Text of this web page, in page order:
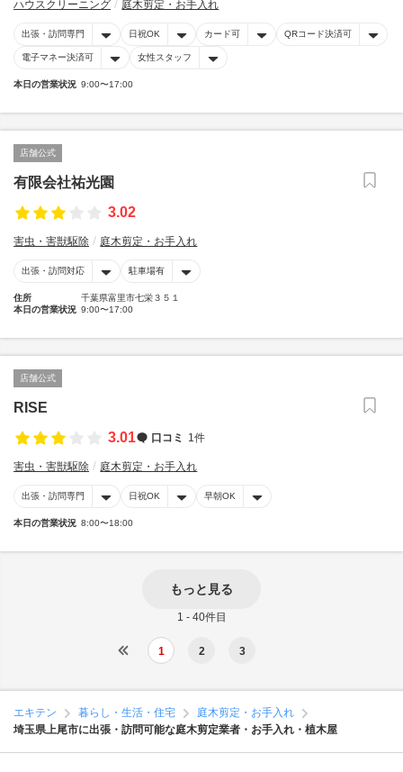
ハウスクリーニング 庭木剪定・お手入れ
出張・訪問専門 日祝OK カード可 QRコード決済可
電子マネー決済可 女性スタッフ
本日の営業状況 9:00〜17:00
店舗公式
有限会社祐光園
3.02
害虫・害獣駆除 庭木剪定・お手入れ
出張・訪問対応 駐車場有
住所
千葉県富里市七栄３５１
本日の営業状況 9:00〜17:00
店舗公式
RISE
3.01
口コミ 1件
害虫・害獣駆除 庭木剪定・お手入れ
出張・訪問専門 日祝OK 早朝OK
本日の営業状況 8:00〜18:00
もっと見る
1 - 40件目
1 2 3
エキテン 暮らし・生活・住宅
庭木剪定・お手入れ
埼玉県上尾市に出張・訪問可能な庭木剪定業者・お手入れ・植木屋